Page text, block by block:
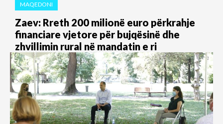
MAQEDONI
Zaev: Rreth 200 milionë euro përkrahje
financiare vjetore për bujqësinë dhe
zhvillimin rural në mandatin e ri